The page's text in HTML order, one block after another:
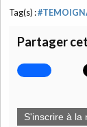
Tag(s) :
Partager
S'inscrire à la